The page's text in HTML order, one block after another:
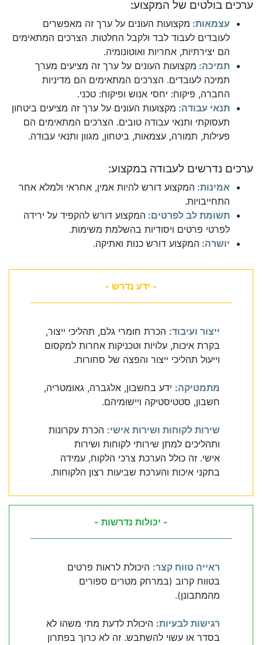
ערכים בולטים של המקצוע:
עצמאות: מקצועות העונים על ערך זה מאפשרים
לעובדים לעבוד לבד ולקבל החלטות. הצרכים המתאימים
הם יצירתיות, אחריות ואוטונומיה.
תמיכה: מקצועות העונים על ערך זה מציעים מערך
תמיכה לעובדים. הצרכים המתאימים הם מדיניות
החברה, פיקוח: יחסי אנוש ופיקוח: טכני.
תנאי עבודה: מקצועות העונים על ערך זה מציעים ביטחון
תעסוקתי ותנאי עבודה טובים. הצרכים המתאימים הם
פעילות, תמורה, עצמאות, ביטחון, מגוון ותנאי עבודה.
ערכים נדרשים לעבודה במקצוע:
אמינות: המקצוע דורש להיות אמין, אחראי ולמלא אחר
התחייבויות.
תשומת לב לפרטים: המקצוע דורש להקפיד על ירידה
לפרטי פרטים ויסודיות בהשלמת משימות.
יושרה: המקצוע דורש כנות ואתיקה.
- ידע נדרש -
ייצור ועיבוד: הכרת חומרי גלם, תהליכי ייצור,
בקרת איכות, עלויות וטכניקות אחרות למקסום
וייעול תהליכי ייצור והפצה של סחורות.
מתמטיקה: ידע בחשבון, אלגברה, גאומטריה,
חשבון, סטטיסטיקה ויישומיהם.
שירות לקוחות ושירות אישי: הכרת עקרונות
ותהליכים למתן שירותי לקוחות ושירות
אישי. זה כולל הערכת צרכי הלקוח, עמידה
בתקני איכות והערכת שביעות רצון הלקוחות.
- יכולות נדרשות -
ראייה טווח קצר: היכולת לראות פרטים
בטווח קרוב (במרחק מטרים ספורים
מהמתבונן).
רגישות לבעיות: היכולת לדעת מתי משהו לא
בסדר או עשוי להשתבש. זה לא כרוך בפתרון